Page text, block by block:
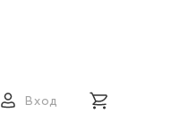
Вход